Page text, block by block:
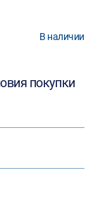
В наличии
покупки